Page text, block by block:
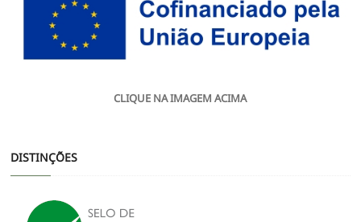
CLIQUE NA IMAGEM ACIMA
DISTINÇÕES